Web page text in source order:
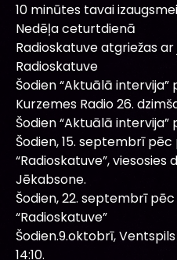
10 minūtes tavai izaugsmei
Nedēļa ceturtdienā
Radioskatuve atgriežas ar
Radioskatuve
Šodien “Aktuālā intervija”
Kurzemes Radio 26.
Šodien “Aktuālā intervija”
Šodien, 15. septembrī pēc
“Radioskatuve”,
Jēkabsone.
Šodien, 22. septembrī
“Radioskatuve”
Šodien.9.oktobrī,
14:10.